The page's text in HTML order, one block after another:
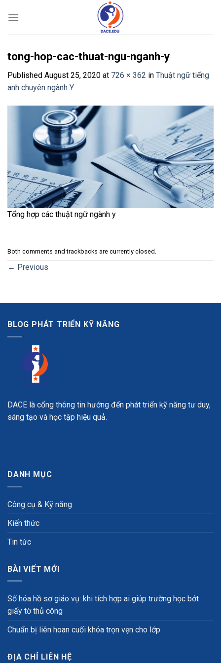
tong-hop-cac-thuat-ngu-nganh-y
Published August 25, 2020 at 726 × 362 in Thuật ngữ tiếng
anh chuyên ngành Y
Tổng hợp các thuật ngữ ngành y
Both comments and trackbacks are currently closed.
← Previous
BLOG PHÁT TRIỂN KỸ NĂNG
DACE là cổng thông tin hướng đến phát triển kỹ năng tư duy,
sáng tạo và học tập hiệu quả.
DANH MỤC
Công cụ & Kỹ năng
Kiến thức
Tin tức
BÀI VIẾT MỚI
Số hóa hồ sơ giáo vụ: khi tích hợp ai giúp trường học bớt
giấy tờ thủ công
Chuẩn bị liên hoan cuối khóa trọn vẹn cho lớp
ĐỊA CHỈ LIÊN HỆ